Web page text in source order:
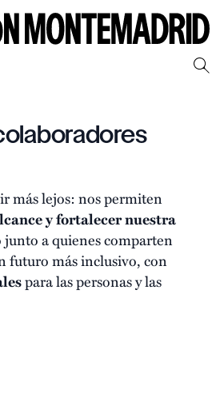
más lejos: nos permiten
y fortalecer nuestra
junto a quienes comparten
futuro más inclusivo, con
para las personas y las